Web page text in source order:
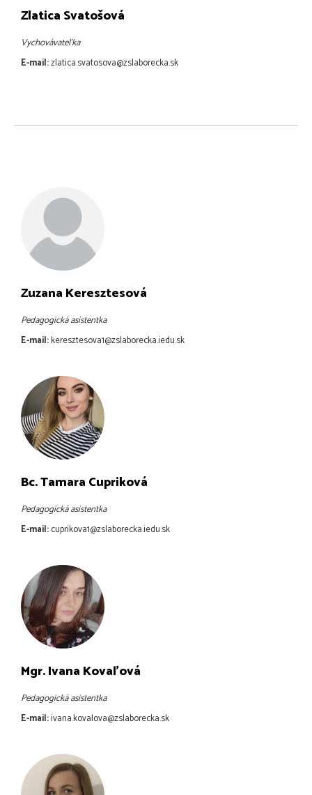
Zlatica Svatošová
Vychovávateľka
E-mail:zlatica.svatosova@zslaborecka.sk
Zuzana Keresztesová
Pedagogická asistentka
E-mail:keresztesova1@zslaborecka.iedu.sk
Bc. Tamara Cupriková
Pedagogická asistentka
E-mail:cuprikova1@zslaborecka.iedu.sk
Mgr. Ivana Kovaľová
Pedagogická asistentka
E-mail:ivana.kovalova@zslaborecka.sk